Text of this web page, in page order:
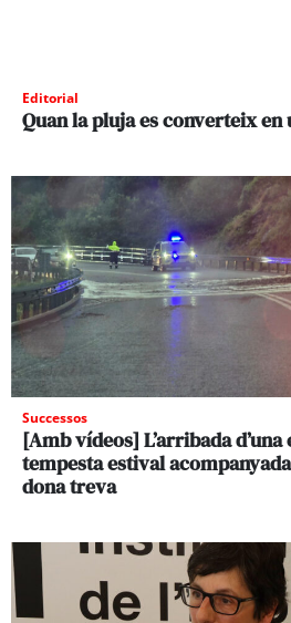
Editorial
Quan la pluja es converteix en
Successos
[Amb vídeos] L’arribada
tempesta estival
dona treva